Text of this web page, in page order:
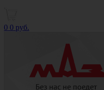
0 0 руб.